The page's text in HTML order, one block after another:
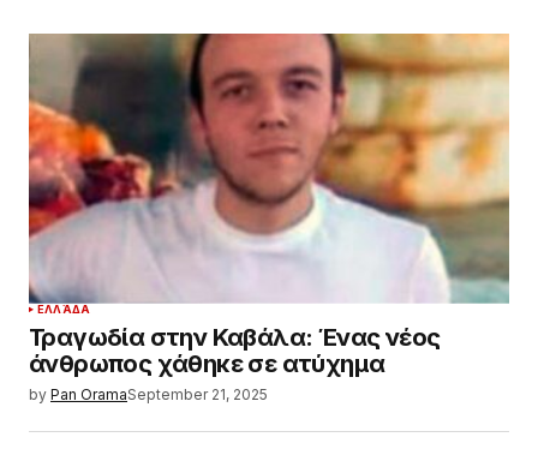
ΕΛΛΆΔΑ
Τραγωδία στην Καβάλα: Ένας νέος
άνθρωπος χάθηκε σε ατύχημα
by Pan OramaSeptember 21, 2025